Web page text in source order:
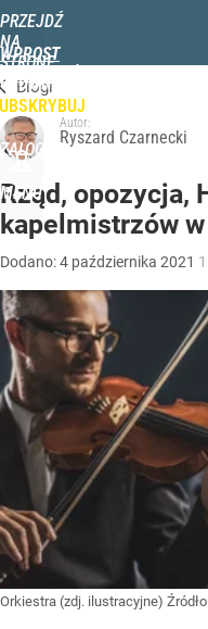
PRZEJDŹ
NA
STRONĘ
GŁÓWNĄ
WPROST
WIADOMOŚCI
ZALOGUJ
MENU
Blogi
Autor:
Ryszard Czarnecki
Rząd, opozycja,
kapelmistrzów
Dodano:4 października 2021
Orkiestra (zdj. ilustracyjne)